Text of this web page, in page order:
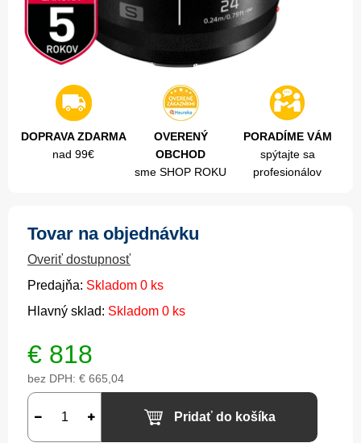
DOPRAVA ZDARMA
nad 99€
OVERENÝ
OBCHOD
sme SHOP ROKU
PORADÍME VÁM
spýtajte sa
profesionálov
Tovar na objednávku
Overiť dostupnosť
Predajňa: Skladom 0 ks
Hlavný sklad: Skladom 0 ks
€ 818
bez DPH: € 665,04
Pridať do košíka